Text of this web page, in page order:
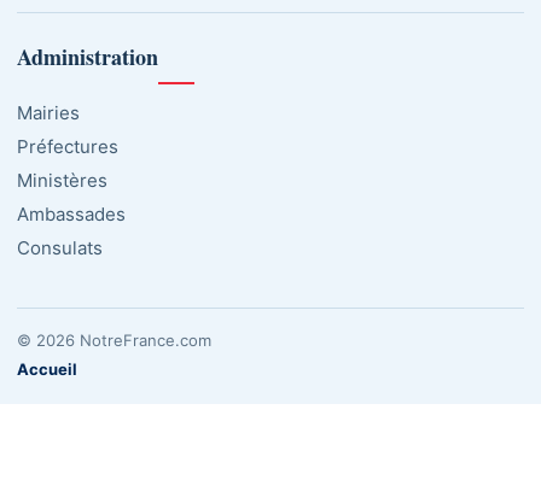
Administration
Mairies
Préfectures
Ministères
Ambassades
Consulats
© 2026 NotreFrance.com
Accueil